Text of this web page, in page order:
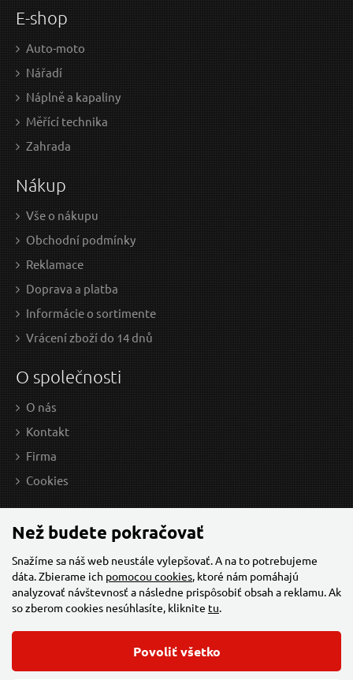
E-shop
Auto-moto
Nářadí
Náplně a kapaliny
Měřící technika
Zahrada
Nákup
Vše o nákupu
Obchodní podmínky
Reklamace
Doprava a platba
Informácie o sortimente
Vrácení zboží do 14 dnů
O společnosti
O nás
Kontakt
Firma
Cookies
Než budete pokračovať
Snažíme sa náš web neustále vylepšovať. A na to potrebujeme
dáta. Zbierame ich pomocou cookies, ktoré nám pomáhajú
analyzovať návštevnosť a následne prispôsobiť obsah a reklamu. Ak
so zberom cookies nesúhlasíte, kliknite tu.
Povoliť všetko